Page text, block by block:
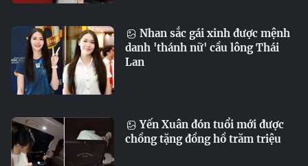
Nhan sắc gái xinh được mệnh
danh 'thánh nữ' cầu lông Thái
Lan
Yến Xuân đón tuổi mới được
chồng tặng đồng hồ trăm triệu